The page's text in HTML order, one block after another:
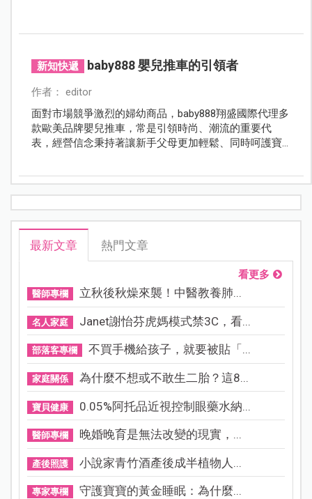
新知快遞 baby888 嬰兒推車的引領者
作者： editor
面對市場競爭激烈的婦幼商品，baby888翔盛國際代理多
款歐美品牌嬰兒推車，常是引領時尚、潮流的重要代
表，經營信念秉持著讓新手父母更加輕鬆、同時呵護寶
最新文章 熱門文章
看更多
醫師專欄 立秋後秋燥來襲！中醫教養肺...
名人家庭 Janet謝怡芬虎媽模式禁3C，看...
部落客專欄 不買手機給孩子，就要被貼「...
家庭關係 為什麼不想或不敢生二胎？這8...
寶貝健康 0.05%阿托品近視控制眼藥水納...
醫師專欄 晚婚晚育是無法改變的現實，...
產後照護 小說家青竹酒產後成半植物人...
專家專欄 守護寶寶的黃金睡眠：為什麼...